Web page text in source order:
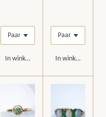
In winkelwagen In winkelwagen